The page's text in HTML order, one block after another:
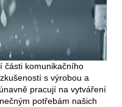
části komunikačního
s výrobou a
pracují na vytváření
potřebám našich